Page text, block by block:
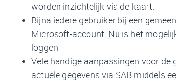
worden inzichtelijk via de kaart.
Bijna iedere gebruiker bij een
Microsoft-account. Nu is het
loggen.
Vele handige aanpassingen voor de
actuele gegevens via SAB middels